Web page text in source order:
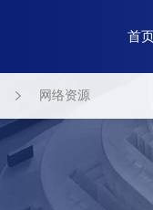
首
网络资源